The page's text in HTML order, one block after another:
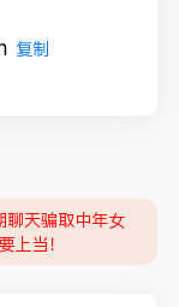
复制
聊天骗取中年女
上当！